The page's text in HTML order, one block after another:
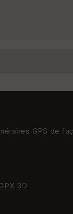
GPS de
3D